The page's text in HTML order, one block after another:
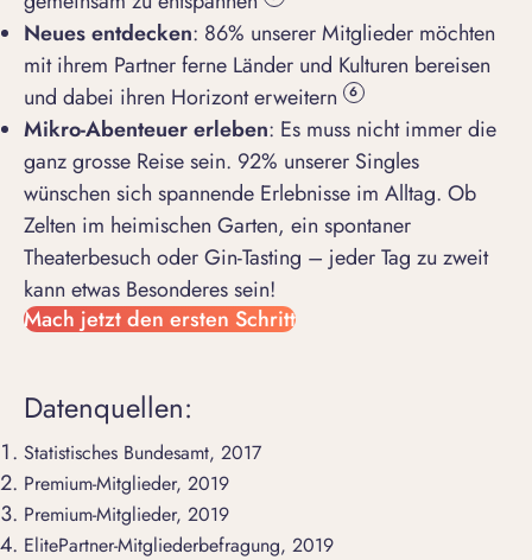
Neues entdecken: 86% unserer Mitglieder möchten
mit ihrem Partner ferne Länder und Kulturen bereisen
und dabei ihren Horizont erweitern
6
Mikro-Abenteuer erleben: Es muss nicht immer die
ganz grosse Reise sein. 92% unserer Singles
wünschen sich spannende Erlebnisse im Alltag. Ob
Zelten im heimischen Garten, ein spontaner
Theaterbesuch oder Gin-Tasting – jeder Tag zu zweit
kann etwas Besonderes sein!
Mach jetzt den ersten Schritt
Datenquellen:
Statistisches Bundesamt, 2017
Premium-Mitglieder, 2019
Premium-Mitglieder, 2019
ElitePartner-Mitgliederbefragung, 2019